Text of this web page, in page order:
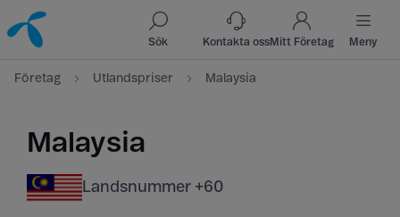
Till innehåll
Till sök
Sök Kontakta ossMitt Företag Meny
Företag Utlandspriser Malaysia
Malaysia
Landsnummer +60